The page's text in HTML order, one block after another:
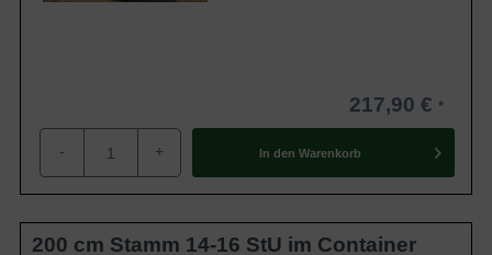
Nährstoffgehalt, verträgt aber erstaunlich gut trockene
Kräftiges Wurzelsystem versorgt den Trompetenbaum
Die Wurzeln des Trompetenbaums entwickeln sich fleischig
und sehr kräftig. Der Herzwurzler wird hervorragend mit
sehr hitzebeständig. Staunässe hingegen mag er nicht,
217,90 €
- + In den Warenkorb
200 cm Stamm 14-16 StU im Container